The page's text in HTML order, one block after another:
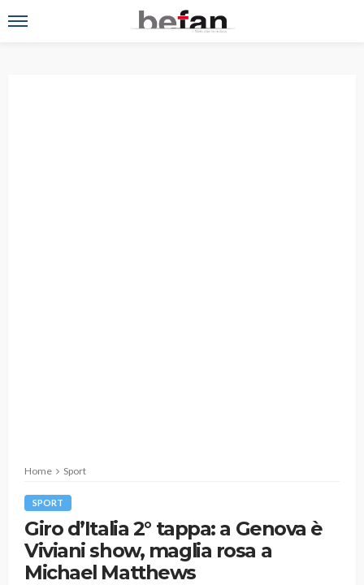
Home Sport
SPORT
Giro d’Italia 2° tappa: a Genova è
Viviani show, maglia rosa a
Michael Matthews